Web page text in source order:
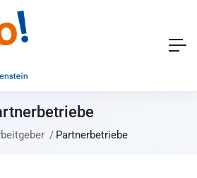
Partnerbetriebe